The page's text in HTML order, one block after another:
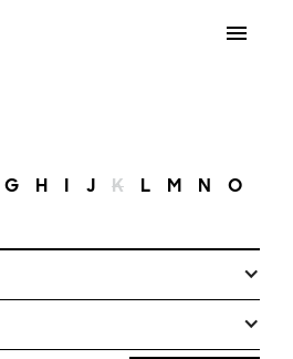
G H I J K L M N O